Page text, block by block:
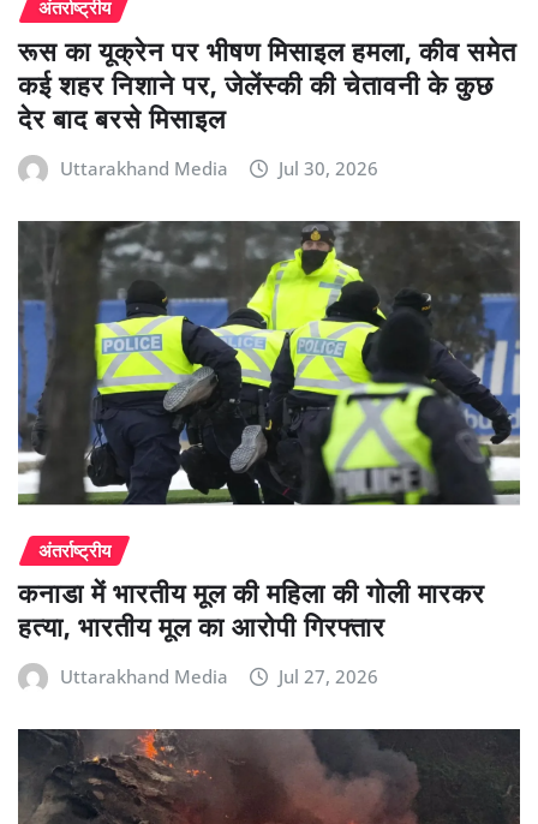
अंतर्राष्ट्रीय
रूस का यूक्रेन पर भीषण मिसाइल हमला, कीव समेत
कई शहर निशाने पर, जेलेंस्की की चेतावनी के कुछ
देर बाद बरसे मिसाइल
Uttarakhand Media Jul 30, 2026
अंतर्राष्ट्रीय
कनाडा में भारतीय मूल की महिला की गोली मारकर
हत्या, भारतीय मूल का आरोपी गिरफ्तार
Uttarakhand Media Jul 27, 2026